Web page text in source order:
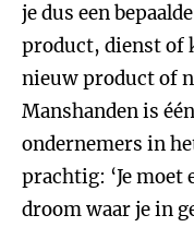
je dus een
product, dienst of
nieuw product of
Manshanden is
ondernemers in
prachtig: ‘Je moet
droom waar je in